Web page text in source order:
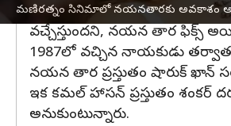
మణిరత్నం సినిమాలో నయనతారకు అవకాశం
పొన్నియన్ సెల్వన్ 2 రిలీజైన
వచ్చేస్తుందని, నయన తార ఫిక్స్
1987లో వచ్చిన నాయకుడు
నయన తార ప్రస్తుతం షారుక్
ఇక కమల్ హాసన్ ప్రస్తుతం శంకర్
అనుకుంటున్నారు.